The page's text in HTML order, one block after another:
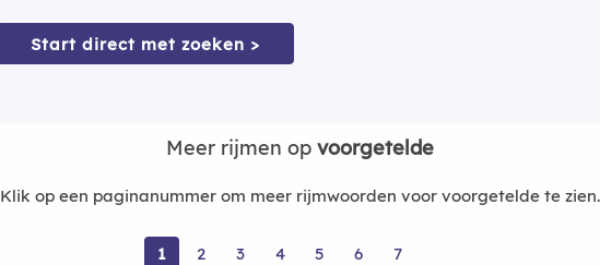
Start direct met zoeken >
Meer rijmen op voorgetelde
Klik op een paginanummer om meer rijmwoorden voor voorgetelde te zien.
1 2 3 4 5 6 7